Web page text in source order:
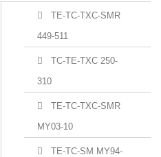
TE-TC-TXC-SMR
449-511
TC-TE-TXC 250-
310
TE-TC-TXC-SMR
MY03-10
TE-TC-SM MY94-